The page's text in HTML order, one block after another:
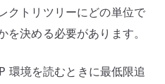
クトリツリーにどの単位で
決める必要があります。
環境を読むときに最低限追